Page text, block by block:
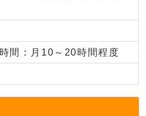
間：月10～20時間程度